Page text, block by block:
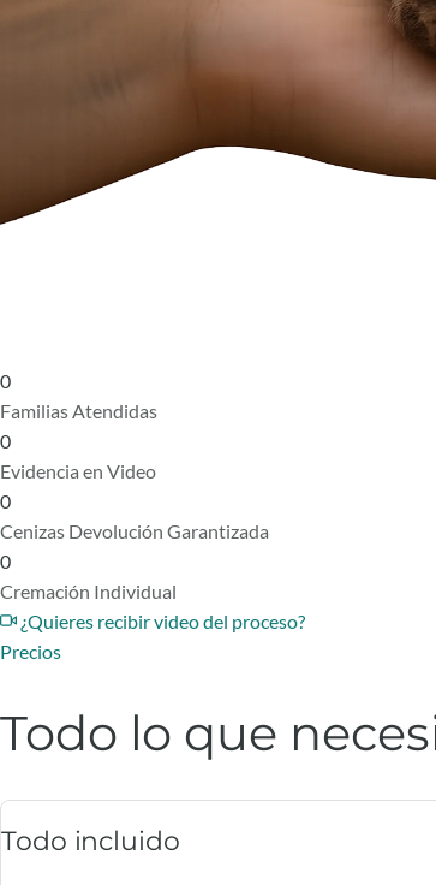
0
Familias Atendidas
0
Evidencia en Video
0
Cenizas Devolución Garantizada
0
Cremación Individual
¿Quieres recibir video del proceso?
Precios
Todo lo que
Todo incluido